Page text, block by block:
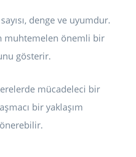
denge ve uyumdur.
muhtemelen önemli bir
gösterir.
mücadeleci bir
bir yaklaşım